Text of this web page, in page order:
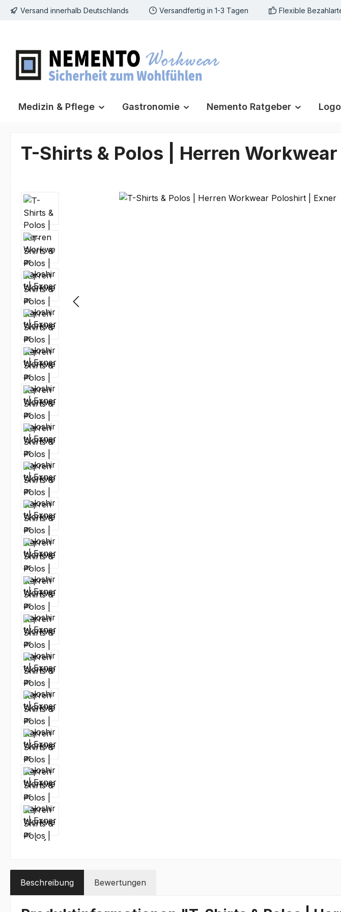
Hauptinhalt springen
Zur Suche springen
Zur Hauptnavigation springen
Versand innerhalb Deutschlands Versandfertig in 1-3 Tagen Flexible
Medizin & Pflege Gastronomie Nemento Ratgeber
T-Shirts & Polos | Herren
Bildergalerie überspringen
Beschreibung Bewertungen